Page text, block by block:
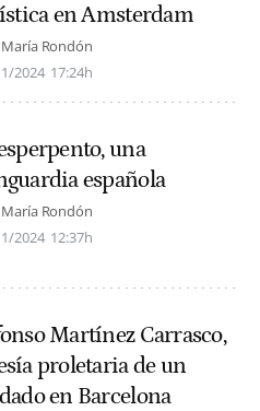
en Amsterdam
María Rondón
2024 17:24h
una
española
María Rondón
2024 12:37h
Martínez Carrasco,
proletaria de un
en Barcelona